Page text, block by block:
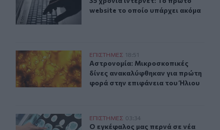
website το οποίο υπάρχει ακόμα
Aστρονομία: Μικροσκοπικές δίνες ανακαλύφθηκαν
ΕΠΙΣΤΗΜΕΣ 18:51
Aστρονομία: Μικροσκοπικές
Aστρονομία: Μικροσκοπικές
δίνες ανακαλύφθηκαν για πρώτη
φορά στην επιφάνεια του Ήλιου
Ο εγκέφαλος μας περνά σε νέα φάση από τα 50 ως τα 75
ΕΠΙΣΤΗΜΕΣ 03:34
Ο εγκέφαλος μας περνά σε νέα
Ο εγκέφαλος μας περνά σε νέα